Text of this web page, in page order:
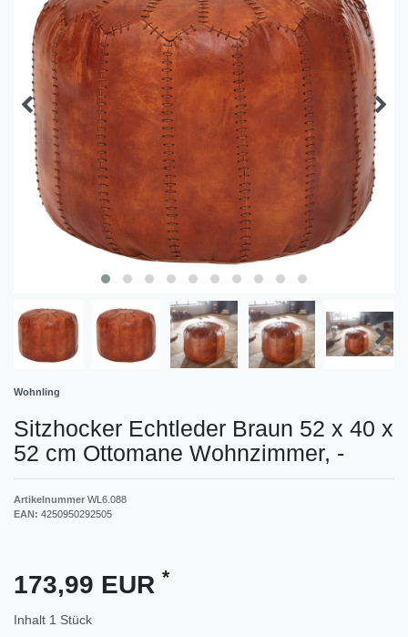
Wohnling
Sitzhocker Echtleder Braun 52 x 40 x
52 cm Ottomane Wohnzimmer, -
Artikelnummer WL6.088
EAN: 4250950292505
173,99 EUR *
Inhalt 1 Stück